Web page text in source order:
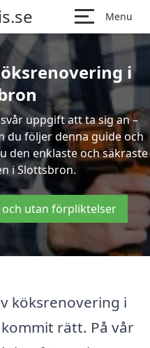
Menu
i
uppgift att ta sig an –
du följer denna guide och
den enklaste och säkraste
i Slottsbron.
och utan förpliktelser
köksrenovering i
rätt. På vår